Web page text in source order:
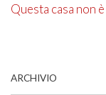
Questa casa non
ARCHIVIO